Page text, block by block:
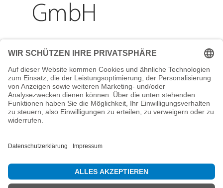
Adresse
Reichenberger Str. 1
84130 Dingolfing
Telefon
info@mountain-sports-
GmbH